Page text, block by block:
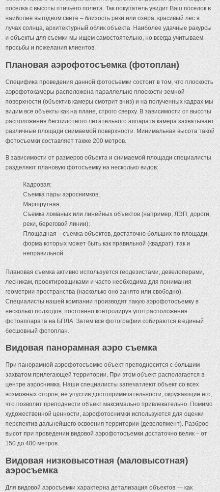
поселка с высоты птичьего полета. Так покупатель увидит Ваш поселок в
наиболее выгодном свете – близость реки или озера, красивый лес в
лучах солнца, архитектурный облик объекта. Наиболее удачные ракурсы
и объекты для съемки мы ищем самостоятельно, но всегда учитываем
просьбы и пожелания клиентов.
Плановая аэрофотосъемка (фотоплан)
Специфика проведения данной фотосъемки состоит в том, что плоскость
аэрофотокамеры расположена параллельно плоскости земной
поверхности (объектив камеры смотрит вниз) и на полученных кадрах мы
видим все объекты как на плане, строго сверху. В зависимости от высоты
расположения беспилотного летательного аппарата камера захватывает
различные площади снимаемой поверхности. Минимальная высота такой
фотосъемки составляет также 200 метров.
В зависимости от размеров объекта и снимаемой площади специалисты
разделяют плановую фотосъемку на несколько видов:
Кадровая;
Съемка пары аэроснимков;
Маршрутная;
Съемка ломаных или линейных объектов (например, ЛЭП, дороги,
реки, береговой линии);
Площадная – съемка объектов, достаточно больших по площади,
форма которых может быть как правильной (квадрат), так и
неправильной.
Плановая съемка активно используется геодезистами, девелоперами,
лесникам, проектировщиками и часто необходима для понимания
геометрии пространства (насколько оно занято или свободно).
Специалисты нашей компании производят такую аэрофотосъемку в
несколько подходов, постоянно контролируя угол расположения
фотоаппарата на БПЛА. Затем все фотографии собираются в единый
бесшовный фотоплан.
Видовая панорамная аэро съемка
При панорамной аэрофотосъемке объект преподносится с большим
захватом прилегающей территории. При этом объект располагается в
центре аэроснимка. Наши специалисты запечатлеют объект со всех
возможных сторон, не упустив достопримечательности, окружающие его,
что позволит преподнести объект максимально привлекательно. Помимо
художественной ценности, аэрофотоснимки используются для оценки
перспектив дальнейшего освоения территории (девелопмент). Разброс
высот при проведении видовой аэрофотосъемки достаточно велик – от
150 до 400 метров.
Видовая низковысотная (маловысотная)
аэросъемка
Для видовой аэросъемки характерна детализация объектов — как